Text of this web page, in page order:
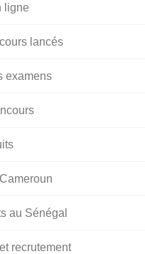
ligne
lancés
examens
au Sénégal
recrutement